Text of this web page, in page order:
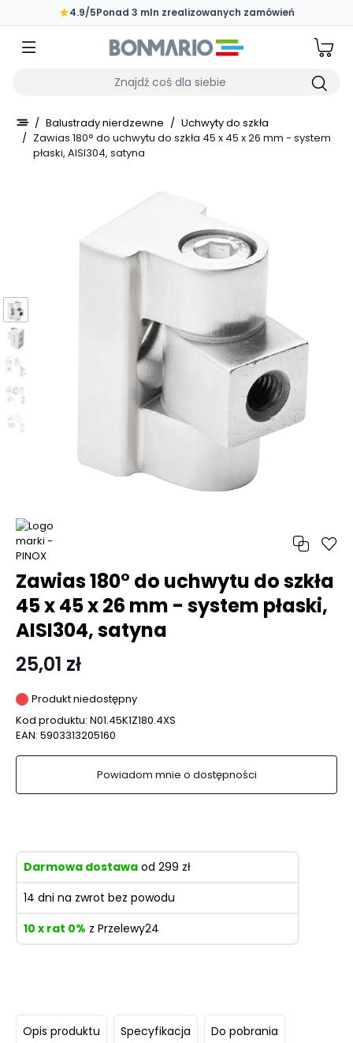
Przejdź do głównej zawartości strony
★4.9/5Ponad 3 mln zrealizowanych zamówień
Wpisz czego szukasz
/ Balustrady nierdzewne / Uchwyty do szkła
/ Zawias 180° do uchwytu do szkła 45 x 45 x 26 mm - system
płaski, AISI304, satyna
Opis produktu Specyfikacja Do pobrania
Zawias 180° do uchwytu do szkła
45 x 45 x 26 mm - system płaski,
AISI304, satyna
25,01 zł
Produkt niedostępny
Kod produktu: N01.45K1Z180.4XS
EAN: 5903313205160
Powiadom mnie o dostępności
Darmowa dostawa od 299 zł
14 dni na zwrot bez powodu
10 x rat 0% z Przelewy24